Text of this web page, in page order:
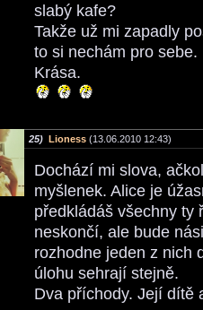
slabý kafe?
Takže už mi zapadly
to si nechám pro sebe.
Krása.
25) Lioness (13.06.2010 12:43)
Dochází mi slova,
myšlenek. Alice je
předkládáš všechny ty
neskončí, ale bude
rozhodne jeden z nich
úlohu sehrají stejně.
Dva příchody. Její dítě